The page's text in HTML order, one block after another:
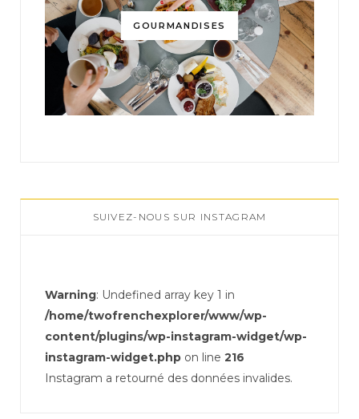
GOURMANDISES
SUIVEZ-NOUS SUR INSTAGRAM
Warning: Undefined array key 1 in
/home/twofrenchexplorer/www/wp-
content/plugins/wp-instagram-widget/wp-
instagram-widget.php on line 216
Instagram a retourné des données invalides.